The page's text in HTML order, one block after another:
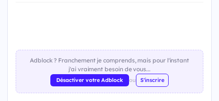
Adblock ? Franchement je comprends, mais pour l'instant
j'ai vraiment besoin de vous...
Désactiver votre Adblock ou S'inscrire